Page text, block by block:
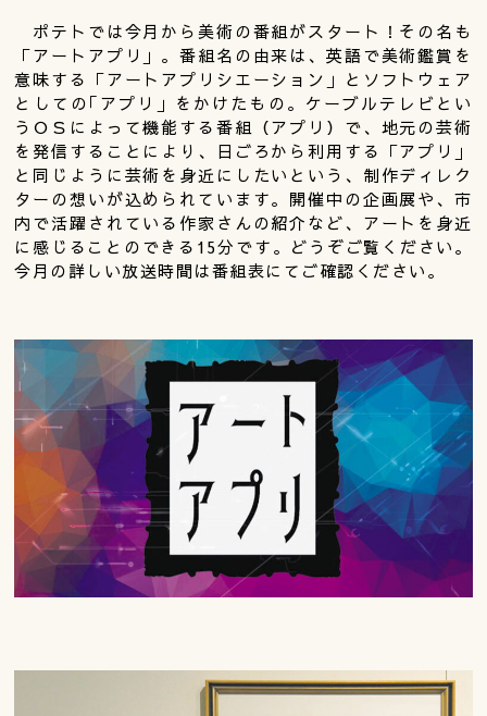
ポテトでは今月から美術の番組がスタート！その名も
「アートアプリ」。番組名の由来は、英語で美術鑑賞を
意味する「アートアプリシエーション」とソフトウェア
としての｢アプリ」をかけたもの。ケーブルテレビとい
うＯＳによって機能する番組（アプリ）で、地元の芸術
を発信することにより、日ごろから利用する「アプリ」
と同じように芸術を身近にしたいという、制作ディレク
ターの想いが込められています。開催中の企画展や、市
内で活躍されている作家さんの紹介など、アートを身近
に感じることのできる15分です。どうぞご覧ください。
今月の詳しい放送時間は番組表にてご確認ください。